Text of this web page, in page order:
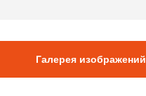
Галерея изображений